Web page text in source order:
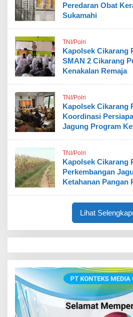
Peredaran Obat
Sukamahi
TNI/Polri
Kapolsek Cikarang
SMAN 2 Cikarang
Kenakalan Remaja
TNI/Polri
Kapolsek Cikarang
Koordinasi
Jagung Program
TNI/Polri
Kapolsek Cikarang
Perkembangan
Ketahanan Pangan
Lihat